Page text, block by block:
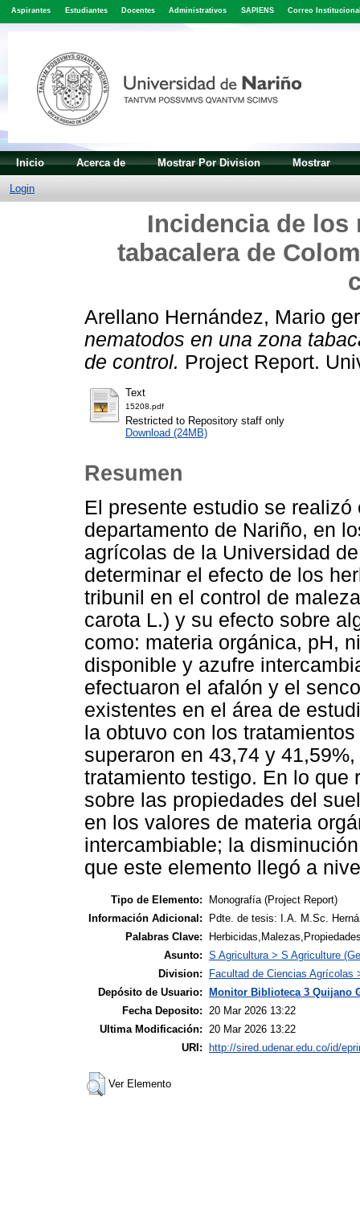
Aspirantes Estudiantes Docentes Administrativos SAPIENS Correo
Inicio Acerca de Mostrar Por Division Mostrar
Login
Incidencia de los
tabacalera de
Arellano Hernández, Mario
nematodos en una zona
de control. Project Report.
Text
15208.pdf
Restricted to Repository staff only
Download (24MB)
Resumen
El presente estudio se
departamento de Nariño, en
agrícolas de la Universidad
determinar el efecto de los
tribunil en el control de
carota L.) y su efecto sobre
como: materia orgánica, pH,
disponible y azufre
efectuaron el afalón y el
existentes en el área de
la obtuvo con los
superaron en 43,74 y
tratamiento testigo. En lo que
sobre las propiedades del
en los valores de materia
intercambiable; la
que este elemento llegó a
Tipo de Elemento:
Monografía (Project Report)
Información Adicional:
Pdte. de tesis: I.A. M.Sc.
Palabras Clave:
Asunto: S Agricultura > S Agriculture
Division:
Facultad de Ciencias Agrícolas
Depósito de Usuario: Monitor Biblioteca 3 Quijano
Fecha Deposito:
20 Mar 2026 13:22
Ultima Modificación:
20 Mar 2026 13:22
URI: http://sired.udenar.edu.co/id/
Ver Elemento